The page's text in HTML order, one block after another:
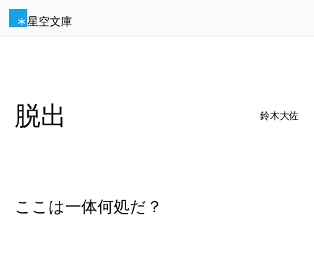
星空文庫
脱出 鈴木大佐
ここは一体何処だ？